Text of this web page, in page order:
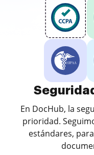
En DocHub, la
prioridad.
estándares,